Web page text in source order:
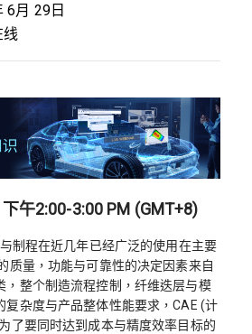
6月 29日
线
午2:00-3:00 PM (GMT+8)
制程在近几年已经广泛的使用在主要
质量，功能与可靠性的决定因素来自
，整个制造流程控制，纤维迭层与模
复杂度与产品整体性能要求，CAE (计
了要同时达到成本与精度效率目标的